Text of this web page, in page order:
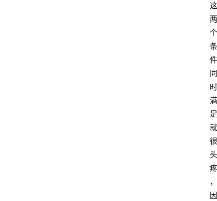
这
两
个
条
件
同
时
满
足
就
很
头
疼
，
因